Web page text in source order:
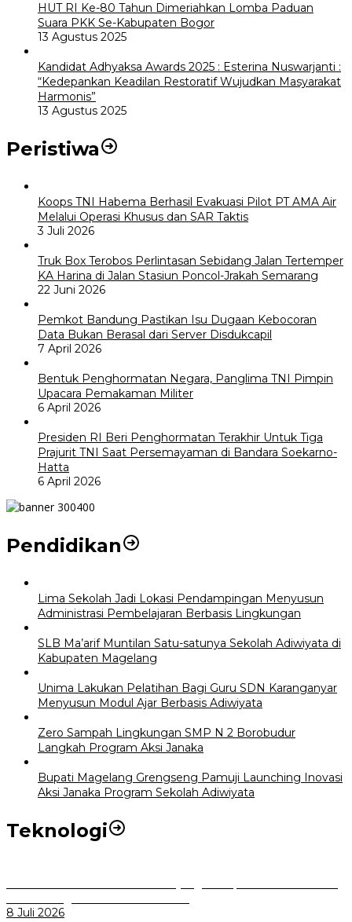
HUT RI Ke-80 Tahun Dimeriahkan Lomba Paduan
Suara PKK Se-Kabupaten Bogor
13 Agustus 2025
Kandidat Adhyaksa Awards 2025 : Esterina Nuswarjanti :
“Kedepankan Keadilan Restoratif Wujudkan Masyarakat
Harmonis”
13 Agustus 2025
Peristiwa
Koops TNI Habema Berhasil Evakuasi Pilot PT AMA Air
Melalui Operasi Khusus dan SAR Taktis
3 Juli 2026
Truk Box Terobos Perlintasan Sebidang Jalan Tertemper
KA Harina di Jalan Stasiun Poncol-Jrakah Semarang
22 Juni 2026
Pemkot Bandung Pastikan Isu Dugaan Kebocoran
Data Bukan Berasal dari Server Disdukcapil
7 April 2026
Bentuk Penghormatan Negara, Panglima TNI Pimpin
Upacara Pemakaman Militer
6 April 2026
Presiden RI Beri Penghormatan Terakhir Untuk Tiga
Prajurit TNI Saat Persemayaman di Bandara Soekarno-
Hatta
6 April 2026
Pendidikan
Lima Sekolah Jadi Lokasi Pendampingan Menyusun
Administrasi Pembelajaran Berbasis Lingkungan
SLB Ma’arif Muntilan Satu-satunya Sekolah Adiwiyata di
Kabupaten Magelang
Unima Lakukan Pelatihan Bagi Guru SDN Karanganyar
Menyusun Modul Ajar Berbasis Adiwiyata
Zero Sampah Lingkungan SMP N 2 Borobudur
Langkah Program Aksi Janaka
Bupati Magelang Grengseng Pamuji Launching Inovasi
Aksi Janaka Program Sekolah Adiwiyata
Teknologi
8 Juli 2026